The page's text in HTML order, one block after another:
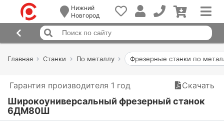
Нижний
Новгород
Главная Станки По металлу Фрезерные станки по
Гарантия производителя 1 год Скачать
Широкоуниверсальный фрезерный станок
6ДМ80Ш